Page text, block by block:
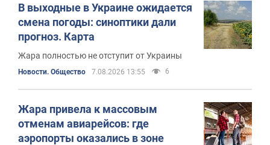
В выходные в Украине ожидается
смена погоды: синоптики дали
прогноз. Карта
Жара полностью не отступит от Украины
Новости. Общество 7.08.2026 13:55 6
Жара привела к массовым
отменам авиарейсов: где
аэропорты оказались в зоне